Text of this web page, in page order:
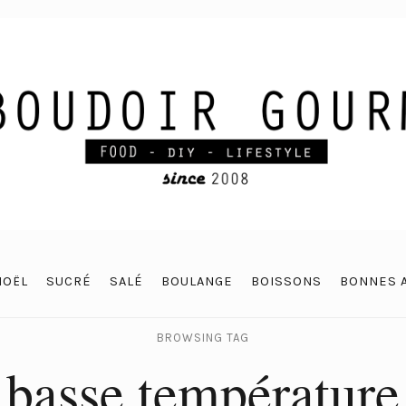
SUCRÉ SALÉ BOULANGE BOISSONS BONNES
BROWSING TAG
basse température